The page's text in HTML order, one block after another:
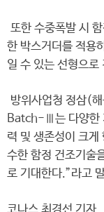
또한 수중폭발 시
한 박스거더를 적용
일 수 있는 선형으로
방위사업청 정삼(
Batch-Ⅲ는 다양한
력 및 생존성이 크게
수한 함정 건조기술
로 기대한다.”라고